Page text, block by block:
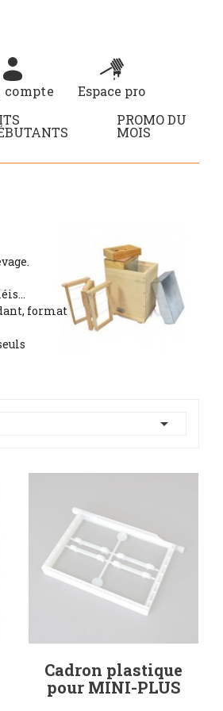
compte Espace pro
PROMO DU
MOIS
format

Cadron plastique
pour MINI-PLUS